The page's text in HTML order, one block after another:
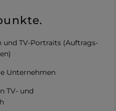
TV-Portraits (Auftrags-
Unternehmen
TV- und